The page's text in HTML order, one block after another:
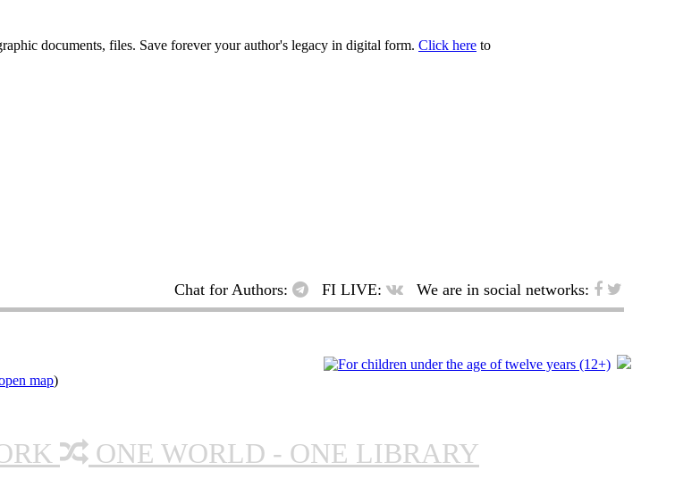
documents, files. Save forever your author's legacy in digital form. Click here to
Chat for Authors: FI LIVE: We are in social networks:
map)
ONE WORLD - ONE LIBRARY